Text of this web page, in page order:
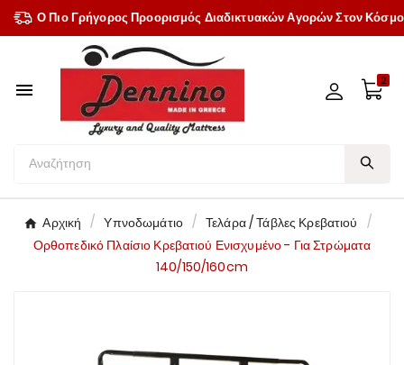
Ο Πιο Γρήγορος Προορισμός Διαδικτυακών Αγορών Στον Κόσμο
 2
Αρχική Υπνοδωμάτιο
Τελάρα / Τάβλες Κρεβατιού
Ορθοπεδικό Πλαίσιο Κρεβατιού Ενισχυμένο - Για Στρώματα
140/150/160cm